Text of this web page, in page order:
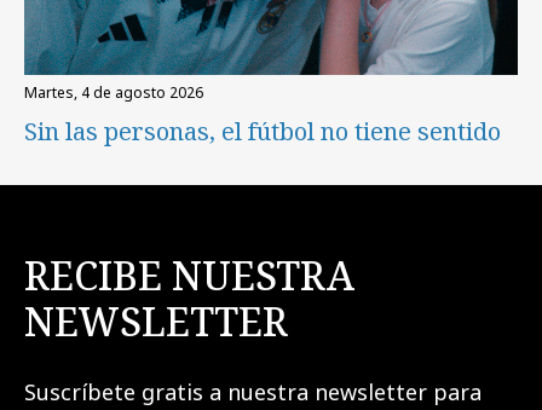
martes, 4 de agosto 2026
Sin las personas, el fútbol no tiene sentido
RECIBE NUESTRA
NEWSLETTER
Suscríbete gratis a nuestra newsletter para